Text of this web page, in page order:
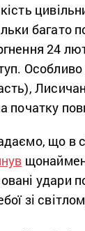
багато
24
Особливо
початку
що в
удари
зі